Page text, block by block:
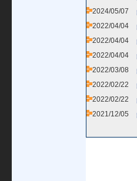
2024/05/07
2022/04/04
2022/04/04
2022/04/04
2022/03/08
2022/02/22
2022/02/22
2021/12/05